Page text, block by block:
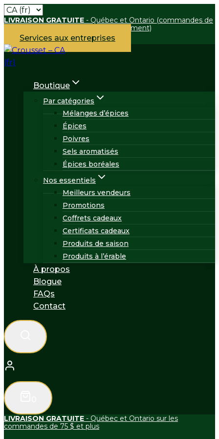
Skip
to
content
LIVRAISON GRATUITE - Québec et Ontario (commandes de
75 $ et plus boutique en ligne uniquement)
Services aux entreprises
Boutique
Par catégories
Mélanges d’épices
Épices
Poivres
Sels aromatisés
Épices boréales
Nos essentiels
Meilleurs vendeurs
Promotions
Coffrets cadeaux
Certificats cadeaux
Produits de saison
Produits à l’érable
À propos
Blogue
FAQs
Contact
LIVRAISON GRATUITE - Québec et Ontario sur les
commandes de 75 $ et plus